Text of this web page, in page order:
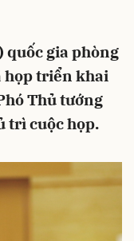
quốc gia phòng
họp triển khai
Thủ tướng
trì cuộc họp.